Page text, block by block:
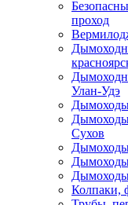
проход
Улан-Удэ
Сухов
Колпаки,